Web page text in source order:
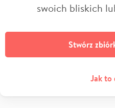
swoich bliskich
Stwórz
Jak to